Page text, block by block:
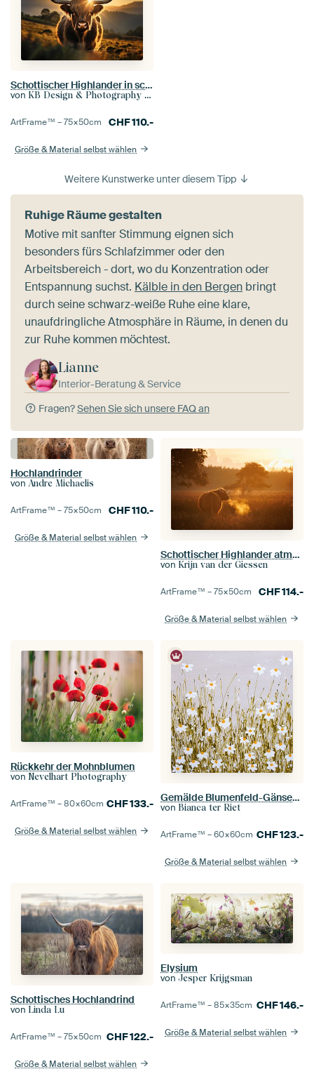
Schottischer Highlander in schönem Licht
von KB Design & Photography (Karen Brouwer)
ArtFrame™ –75×50cm CHF110.-
Größe & Material selbst wählen
Weitere Kunstwerke unter diesem Tipp
Ruhige Räume gestalten
Motive mit sanfter Stimmung eignen sich
besonders fürs Schlafzimmer oder den
Arbeitsbereich - dort, wo du Konzentration oder
Entspannung suchst. Kälble in den Bergen bringt
durch seine schwarz-weiße Ruhe eine klare,
unaufdringliche Atmosphäre in Räume, in denen du
zur Ruhe kommen möchtest.
Lianne
Interior-Beratung & Service
Fragen?Sehen Sie sich unsere FAQ an
Hochlandrinder
von Andre Michaelis
ArtFrame™ –75×50cm CHF110.-
Größe & Material selbst wählen
Schottischer Highlander atmet im Gegenlicht des Sonnenuntergangs aus
von Krijn van der Giessen
ArtFrame™ –75×50cm CHF114.-
Größe & Material selbst wählen
Rückkehr der Mohnblumen
von Nevelhart Photography
ArtFrame™ –80×60cm CHF133.-
Größe & Material selbst wählen
Gemälde Blumenfeld-Gänseblümchen
von Bianca ter Riet
ArtFrame™ –60×60cm CHF123.-
Größe & Material selbst wählen
Schottisches Hochlandrind
von Linda Lu
ArtFrame™ –75×50cm CHF122.-
Größe & Material selbst wählen
Elysium
von Jesper Krijgsman
ArtFrame™ –85×35cm CHF146.-
Größe & Material selbst wählen